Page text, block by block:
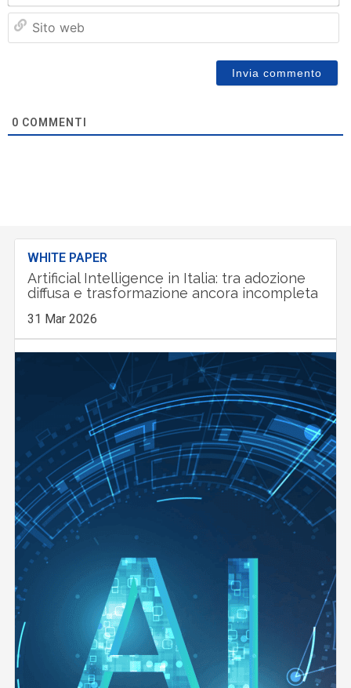
0 COMMENTI
WHITE PAPER
Artificial Intelligence in Italia: tra adozione
diffusa e trasformazione ancora incompleta
31 Mar 2026